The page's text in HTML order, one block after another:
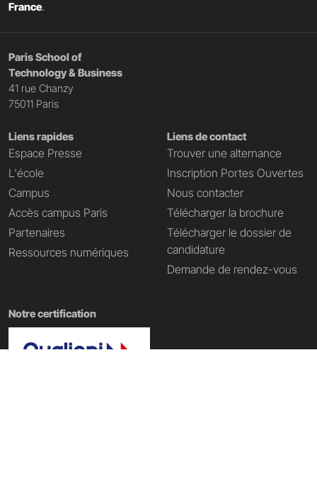
France.
Paris School of
Technology & Business
41 rue Chanzy
75011 Paris
Liens rapides
Espace Presse
L'école
Campus
Accès campus Paris
Partenaires
Ressources numériques
Liens de contact
Trouver une alternance
Inscription Portes Ouvertes
Nous contacter
Télécharger la brochure
Télécharger le dossier de
candidature
Demande de rendez-vous
Notre certification